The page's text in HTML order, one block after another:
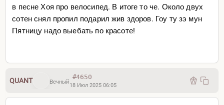
в песне Хоя про велосипед. В итоге то че. Около двух
сотен снял пропил подарил жив здоров. Гоу ту зэ мун
Пятницу надо выeбать по красоте!
QUANT Вечный
#4650
18 Июл 2025 06:05